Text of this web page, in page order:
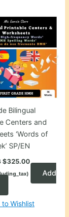
Bilingual
Centers and
‘Words of
SP/EN
Original
price
was:
$325.00Current
$325.00.
Add
Wishlist